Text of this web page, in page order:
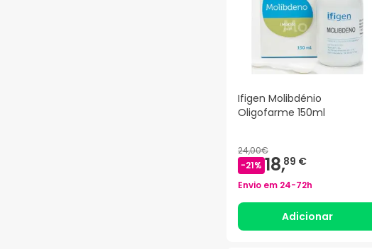
Ifigen Molibdénio
Oligofarme 150ml
24,00€
-21% 18,89 €
Envio em 24-72h
Adicionar